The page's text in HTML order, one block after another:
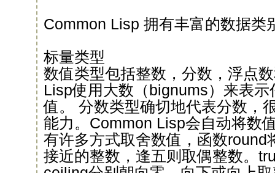
Common Lisp 拥有丰富的数据类
标量类型
数值类型包括整数，分数，浮点
Lisp使用大数（bignums）来表
值。 分数类型确切地代表分数，
能力。Common Lisp会自动将数
有许多方式取舍数值，函数round
接近的整数，逢五则取偶整数。